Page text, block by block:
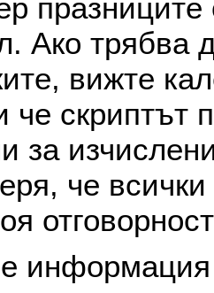
празниците
Ако трябва
вижте
че скриптът
за
че
информация